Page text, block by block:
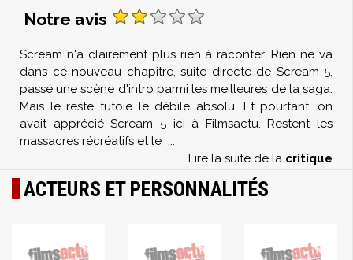
Notre avis
Scream n'a clairement plus rien à raconter. Rien ne va
dans ce nouveau chapitre, suite directe de Scream 5,
passé une scène d'intro parmi les meilleures de la saga.
Mais le reste tutoie le débile absolu. Et pourtant, on
avait apprécié Scream 5 ici à Filmsactu. Restent les
massacres récréatifs et le ...
Lire la suite de la critique
ACTEURS ET PERSONNALITÉS